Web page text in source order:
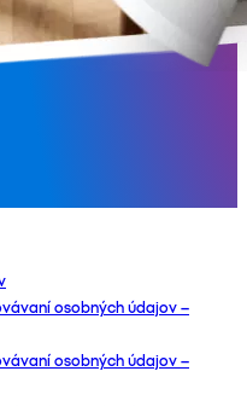
osobných údajov –
osobných údajov –